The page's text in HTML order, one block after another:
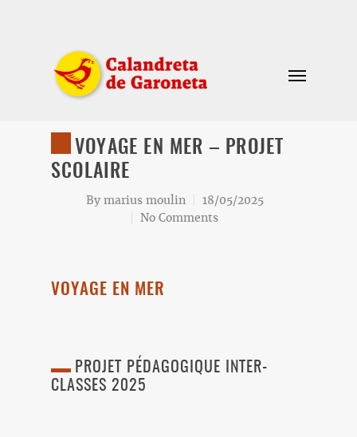
VOYAGE EN MER – PROJET
SCOLAIRE
By marius moulin
18/05/2025
No Comments
VOYAGE EN MER
PROJET PÉDAGOGIQUE INTER-
CLASSES 2025